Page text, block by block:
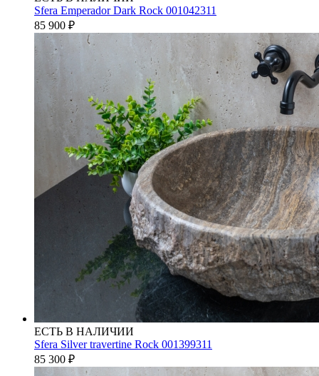
Sfera Emperador Dark Rock 001042311
85 900 ₽
ЕСТЬ В НАЛИЧИИ
Sfera Silver travertine Rock 001399311
85 300 ₽